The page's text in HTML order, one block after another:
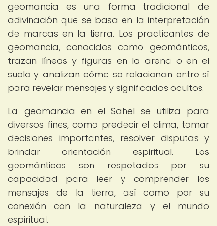
geomancia es una forma tradicional de
adivinación que se basa en la interpretación
de marcas en la tierra. Los practicantes de
geomancia, conocidos como geománticos,
trazan líneas y figuras en la arena o en el
suelo y analizan cómo se relacionan entre sí
para revelar mensajes y significados ocultos.
La geomancia en el Sahel se utiliza para
diversos fines, como predecir el clima, tomar
decisiones importantes, resolver disputas y
brindar orientación espiritual. Los
geománticos son respetados por su
capacidad para leer y comprender los
mensajes de la tierra, así como por su
conexión con la naturaleza y el mundo
espiritual.